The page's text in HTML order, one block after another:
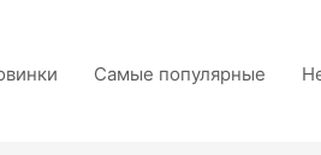
Самые популярные